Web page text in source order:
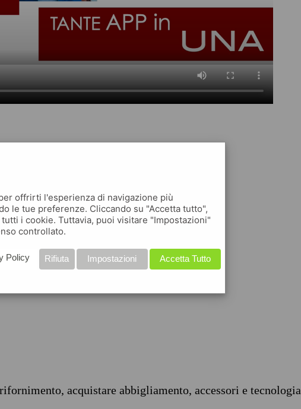
acquistare abbigliamento, accessori e tecnologia
offrirti l'esperienza di navigazione più
le tue preferenze. Cliccando su "Accetta tutto",
i cookie. Tuttavia, puoi visitare "Impostazioni"
controllato.
Accetta Tutto
Impostazioni
Rifiuta
Policy